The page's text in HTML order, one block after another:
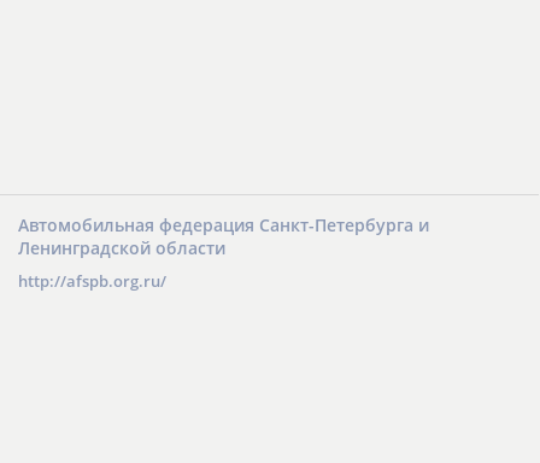
Автомобильная федерация Санкт-Петербурга и
Ленинградской области
http://afspb.org.ru/